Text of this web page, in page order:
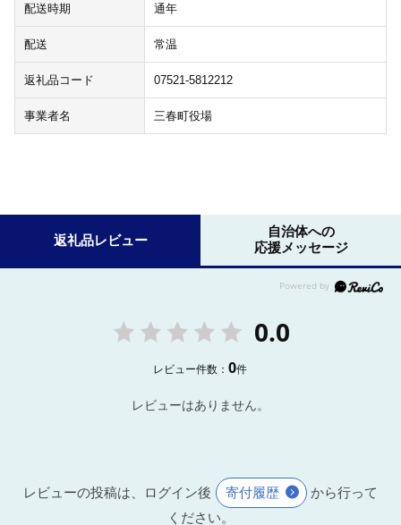
配送時期 通年
配送 常温
返礼品コード 07521-5812212
事業者名 三春町役場
返礼品レビュー
自治体への
応援メッセージ
0.0
レビュー件数：0件
レビューはありません。
レビューの投稿は、ログイン後 寄付履歴
から行って
ください。